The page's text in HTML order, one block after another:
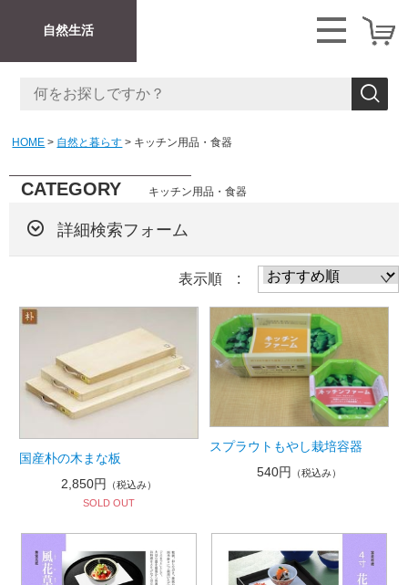
自然生活
HOME 自然と暮らす キッチン用品・食器
CATEGORY キッチン用品・食器
詳細検索フォーム
表示順 :
国産朴の木まな板
2,850円
（税込み）
SOLD OUT
スプラウトもやし栽培容器
540円
（税込み）